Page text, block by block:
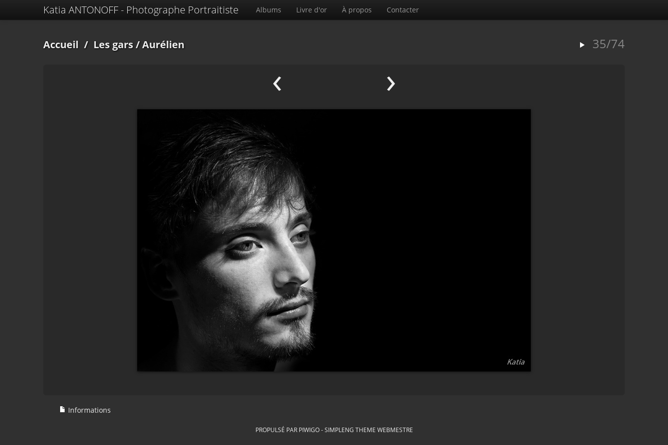
Katia ANTONOFF - Photographe Portraitiste Albums Livre d'or À propos Contacter
35/74
Accueil / Les gars/ Aurélien
‹ ›
Informations
PROPULSÉ PAR PIWIGO-SIMPLENG THEME WEBMESTRE